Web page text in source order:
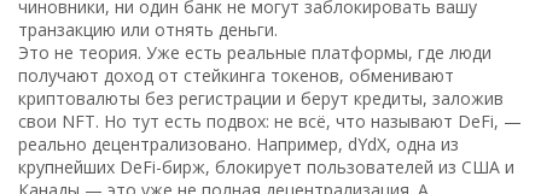
чиновники, ни один банк не могут заблокировать вашу
транзакцию или отнять деньги.
Это не теория. Уже есть реальные платформы, где люди
получают доход от стейкинга токенов, обменивают
криптовалюты без регистрации и берут кредиты, заложив
свои NFT. Но тут есть подвох: не всё, что называют DeFi, —
реально децентрализовано. Например, dYdX, одна из
крупнейших DeFi-бирж, блокирует пользователей из США и